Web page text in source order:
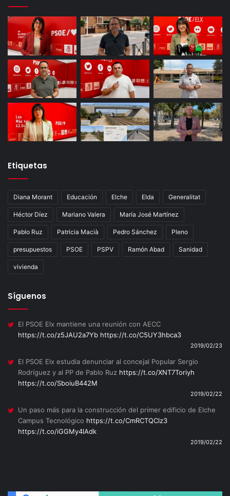
Etiquetas
Diana Morant Educación Elche Elda Generalitat
Héctor Díez Mariano Valera María José Martínez
Pablo Ruz Patricia Macià Pedro Sánchez Pleno
presupuestos PSOE PSPV Ramón Abad Sanidad
vivienda
Síguenos
El PSOE Elx mantiene una reunión con AECC
https://t.co/z5JAU2a7Yb https://t.co/C5UY3hbca3
2019/02/23
El PSOE Elx estudia denunciar al concejal Popular Sergio
Rodríguez y al PP de Pablo Ruz https://t.co/XNT7Toriyh
https://t.co/SboiuB442M
2019/02/22
Un paso más para la construcción del primer edificio de Elche
Campus Tecnológico https://t.co/CmRCTQClz3
https://t.co/iGGMy4lAdk
2019/02/22